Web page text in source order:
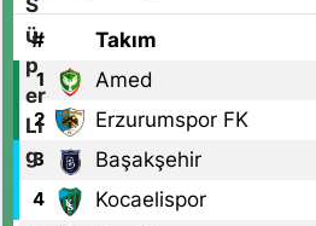
# Takım
1 Amed
2 Erzurumspor FK
3 Başakşehir
4 Kocaelispor